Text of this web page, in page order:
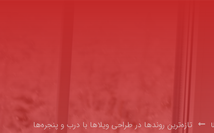
تازه‌ترین روند‌ها در طراحی ویلاها با درب و پنجره‌ها